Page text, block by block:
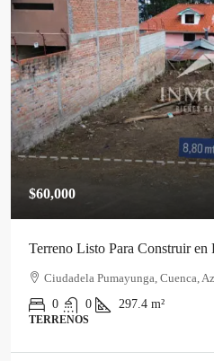
$60,000
Terreno Listo Para Construir en
Ciudadela Pumayunga, Cuenca,
0
0 297.4 m²
TERRENOS